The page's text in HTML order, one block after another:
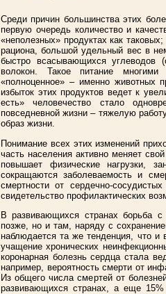
Среди причин большинства этих
первую очередь количество и
«неполезных» продуктах как
рациона, большой удельный вес в
быстро всасывающихся углеводов
волокон. Такое питание
«полноценное» – именно животных
избыток этих продуктов ведет к
есть» человечество стало
повседневной жизни – тяжелую
образ жизни.
Понимание всех этих изменений
часть населения активно меняет
повышает физические нагрузки,
сокращаются заболеваемость и
смертности от сердечно-
свидетельство профилактических
В развивающихся странах борьба
позже, но и там, наряду с
наблюдается та же тенденция, что и
учащение хронических
коронарная болезнь сердца стала
например, вероятность смерти от
Из общего числа смертей от
развивающихся странах, а еще